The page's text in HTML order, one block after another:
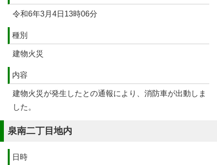
令和6年3月4日13時06分
種別
建物火災
内容
建物火災が発生したとの通報により、消防車が出動しま
した。
泉南二丁目地内
日時